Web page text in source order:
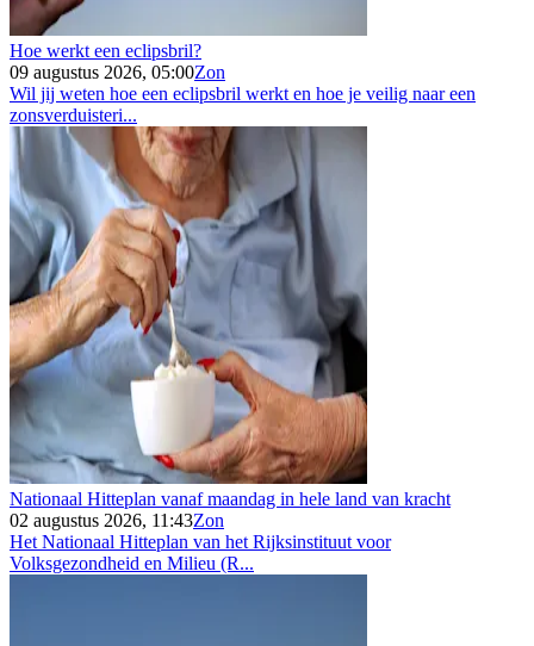
Hoe werkt een eclipsbril?
09 augustus 2026, 05:00Zon
Wil jij weten hoe een eclipsbril werkt en hoe je veilig naar een
zonsverduisteri...
Nationaal Hitteplan vanaf maandag in hele land van kracht
02 augustus 2026, 11:43Zon
Het Nationaal Hitteplan van het Rijksinstituut voor
Volksgezondheid en Milieu (R...